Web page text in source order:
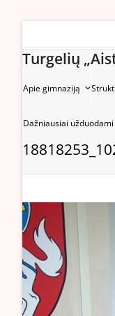
Turgelių
Apie gimnaziją
Dažniausiai